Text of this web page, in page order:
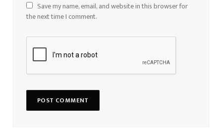
Save my name, email, and website in this browser for
the next time I comment.